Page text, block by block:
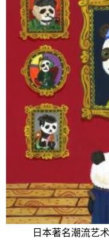
日本著名潮流艺